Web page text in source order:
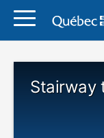
Stairway